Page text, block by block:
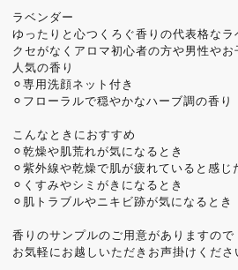
ラベンダー
ゆったりと心つくろぐ香りの代表格なラ
クセがなくアロマ初心者の方や男性やお
人気の香り
⚪︎専用洗顔ネット付き
⚪︎フローラルで穏やかなハーブ調の香り
こんなときにおすすめ
⚪︎乾燥や肌荒れが気になるとき
⚪︎紫外線や乾燥で肌が疲れていると感じ
⚪︎くすみやシミがきになるとき
⚪︎肌トラブルやニキビ跡が気になるとき
香りのサンプルのご用意がありますので
お気軽にお越しいただきお声掛けくださ